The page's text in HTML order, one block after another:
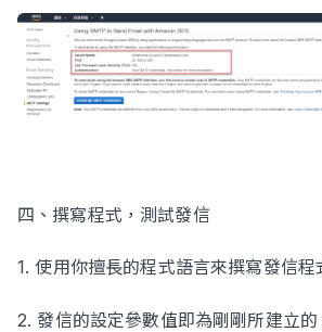
四、撰寫程式，測試發信
1. 使用你擅長的程式語言來撰寫發信程
2. 發信的設定參數值即為剛剛所建立